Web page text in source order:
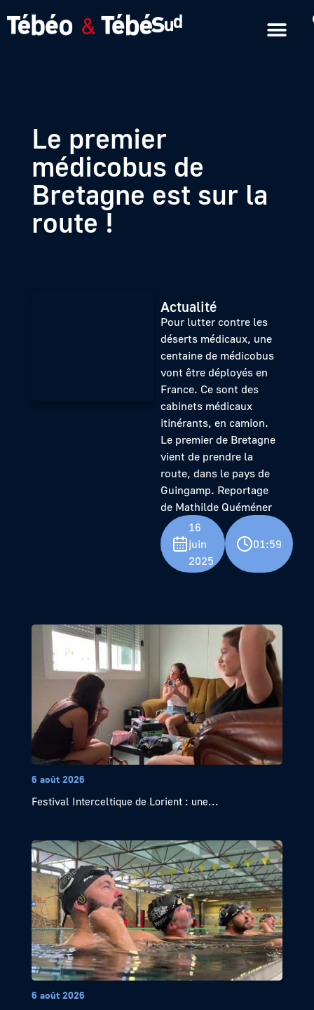
Le premier
médicobus de
Bretagne est sur la
route !
Actualité
Pour lutter contre les
déserts médicaux, une
centaine de médicobus
vont être déployés en
France. Ce sont des
cabinets médicaux
itinérants, en camion.
Le premier de Bretagne
vient de prendre la
route, dans le pays de
Guingamp. Reportage
de Mathilde Quéméner
16
juin
2025
01:59
6 août 2026
Festival Interceltique de Lorient : une...
6 août 2026